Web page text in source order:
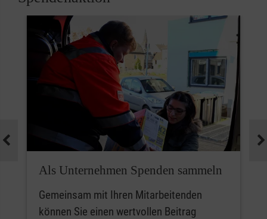
Als Unternehmen Spenden sammeln
Gemeinsam mit Ihren Mitarbeitenden
können Sie einen wertvollen Beitrag